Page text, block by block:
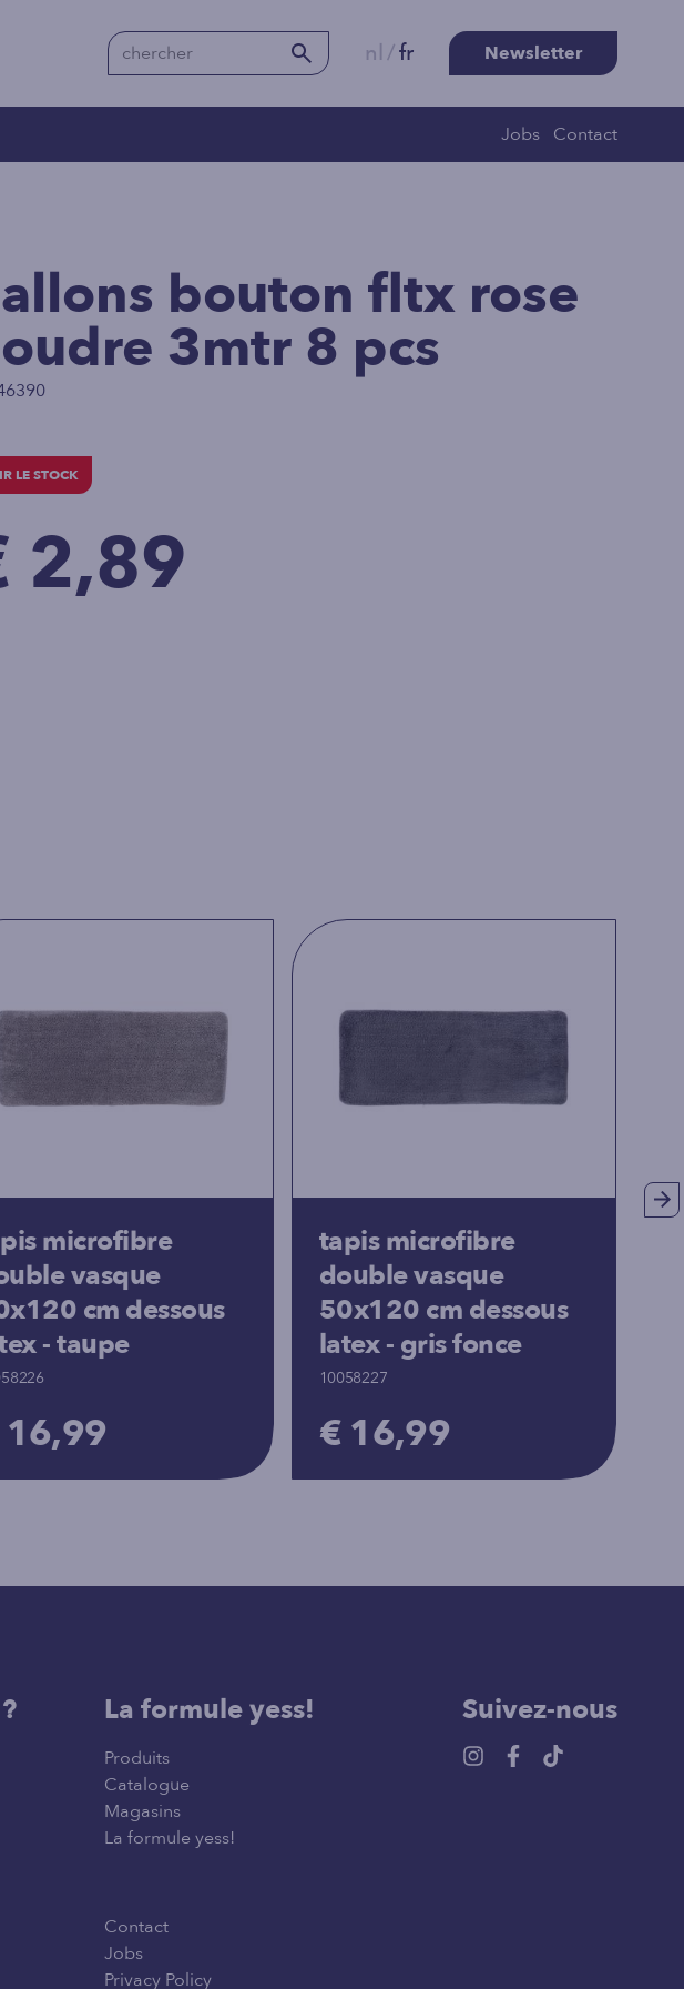
nl/fr Newsletter
Jobs Contact
bouton fltx rose
3mtr 8 pcs
LE STOCK
2,89
microfibre
vasque
cm dessous
- taupe
tapis microfibre
double vasque
50x120 cm dessous
latex - gris fonce
10058227
€ 16,99
La formule yess!
Produits
Catalogue
Magasins
La formule yess!
Contact
Jobs
Privacy Policy
Suivez-nous